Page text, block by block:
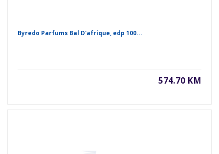
Byredo Parfums Bal D'afrique, edp 100...
574.70 KM